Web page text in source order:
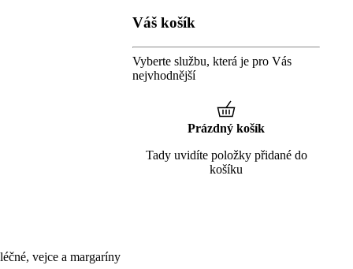
vejce a margaríny
Váš košík
Vyberte službu, která je pro Vás
nejvhodnější
Prázdný košík
Tady uvidíte položky přidané do
košíku